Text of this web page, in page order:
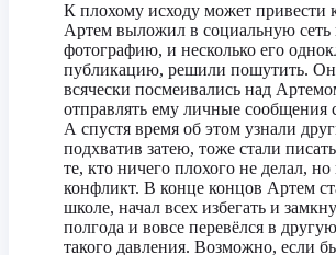
К плохому исходу может привести
Артем выложил в социальную
фотографию, и несколько его
публикацию, решили пошутить.
всячески посмеивались над
отправлять ему личные
А спустя время об этом узнали
подхватив затею, тоже стали
те, кто ничего плохого не делал,
конфликт. В конце концов Артем
школе, начал всех избегать и
полгода и вовсе перевёлся в
такого давления. Возможно, если